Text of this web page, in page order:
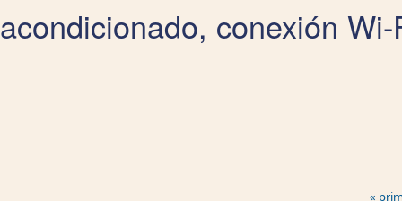
acondicionado, conexión
«